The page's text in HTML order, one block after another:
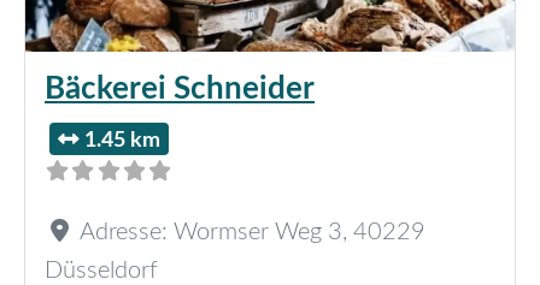
Bäckerei Schneider
1.45 km
Adresse: Wormser Weg 3, 40229
Düsseldorf